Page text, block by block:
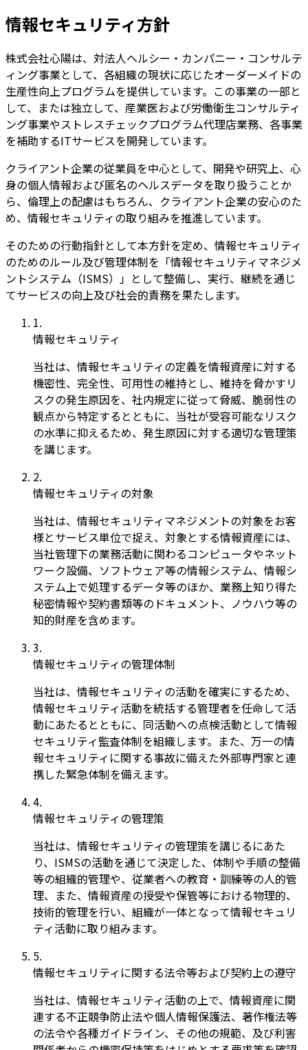
情報セキュリティ方針
株式会社心陽は、対法人ヘルシー・カンパニー・コンサルテ
ィング事業として、各組織の現状に応じたオーダーメイドの
生産性向上プログラムを提供しています。この事業の一部と
して、または独立して、産業医および労働衛生コンサルティ
ング事業やストレスチェックプログラム代理店業務、各事業
を補助するITサービスを開発しています。
クライアント企業の従業員を中心として、開発や研究上、心
身の個人情報および匿名のヘルスデータを取り扱うことか
ら、倫理上の配慮はもちろん、クライアント企業の安心のた
め、情報セキュリティの取り組みを推進しています。
そのための行動指針として本方針を定め、情報セキュリティ
のためのルール及び管理体制を「情報セキュリティマネジメ
ントシステム（ISMS）」として整備し、実行、継続を通じ
てサービスの向上及び社会的責務を果たします。
1.
情報セキュリティ
当社は、情報セキュリティの定義を情報資産に対する
機密性、完全性、可用性の維持とし、維持を脅かすリ
スクの発生原因を、社内規定に従って脅威、脆弱性の
観点から特定するとともに、当社が受容可能なリスク
の水準に抑えるため、発生原因に対する適切な管理策
を講じます。
2.
情報セキュリティの対象
当社は、情報セキュリティマネジメントの対象をお客
様とサービス単位で捉え、対象とする情報資産には、
当社管理下の業務活動に関わるコンピュータやネット
ワーク設備、ソフトウェア等の情報システム、情報シ
ステム上で処理するデータ等のほか、業務上知り得た
秘密情報や契約書類等のドキュメント、ノウハウ等の
知的財産を含めます。
3.
情報セキュリティの管理体制
当社は、情報セキュリティの活動を確実にするため、
情報セキュリティ活動を統括する管理者を任命して活
動にあたるとともに、同活動への点検活動として情報
セキュリティ監査体制を組織します。また、万一の情
報セキュリティに関する事故に備えた外部専門家と連
携した緊急体制を備えます。
4.
情報セキュリティの管理策
当社は、情報セキュリティの管理策を講じるにあた
り、ISMSの活動を通じて決定した、体制や手順の整備
等の組織的管理や、従業者への教育・訓練等の人的管
理、また、情報資産の授受や保管等における物理的、
技術的管理を行い、組織が一体となって情報セキュリ
ティ活動に取り組みます。
5.
情報セキュリティに関する法令等および契約上の遵守
当社は、情報セキュリティ活動の上で、情報資産に関
連する不正競争防止法や個人情報保護法、著作権法等
の法令や各種ガイドライン、その他の規範、及び利害